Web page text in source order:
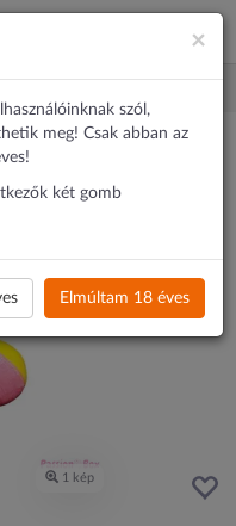
×
szól,
meg! Csak abban az
két gomb
Elmúltam 18 éves